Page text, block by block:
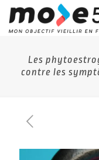
Les
contre les